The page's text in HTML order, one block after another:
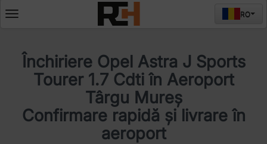
Deschide
RO
Închiriere Opel Astra J Sports
Tourer 1.7 Cdti în Aeroport
Târgu Mureș
Confirmare rapidă și livrare în
aeroport